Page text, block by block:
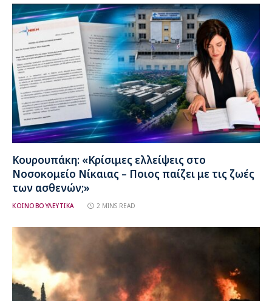
Κουρουπάκη: «Κρίσιμες ελλείψεις στο
Νοσοκομείο Νίκαιας – Ποιος παίζει με τις ζωές
των ασθενών;»
ΚΟΙΝΟΒΟΥΛΕΥΤΙΚΑ 2 MINS READ